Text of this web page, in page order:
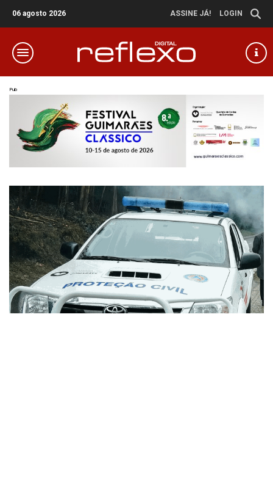
06 agosto 2026 ASSINE JÁ! LOGIN
Pub